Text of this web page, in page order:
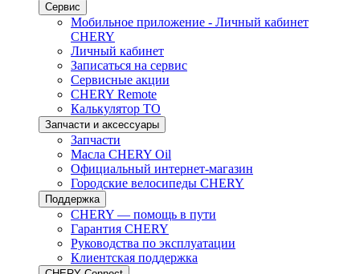
Сервис
Мобильное приложение - Личный кабинет
CHERY
Личный кабинет
Записаться на сервис
Сервисные акции
CHERY Remote
Калькулятор ТО
Запчасти и аксессуары
Запчасти
Масла CHERY Oil
Официальный интернет-магазин
Городские велосипеды CHERY
Поддержка
CHERY — помощь в пути
Гарантия CHERY
Руководства по эксплуатации
Клиентская поддержка